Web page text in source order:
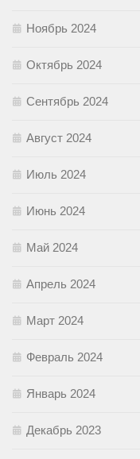
Ноябрь 2024
Октябрь 2024
Сентябрь 2024
Август 2024
Июль 2024
Июнь 2024
Май 2024
Апрель 2024
Март 2024
Февраль 2024
Январь 2024
Декабрь 2023